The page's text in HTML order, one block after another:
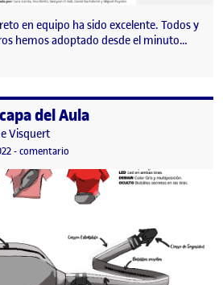
en equipo ha sido excelente. Todos y
hemos adoptado desde el minuto…
del Aula
Visquert
publicación
23 diciembre, 2022 9:08 pm
-comentario